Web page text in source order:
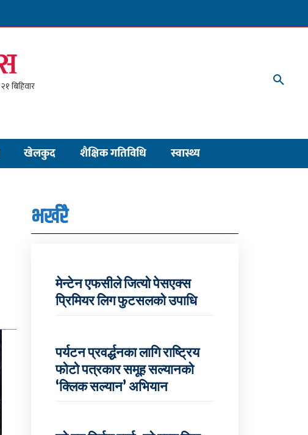
खेलकुद शैक्षिक गतिविधि स्वास्थ्य
भर्खरै
मेन्टेन एफसीले जित्यो पेसएक्स
प्रिमियर लिग फुटसलको उपाधि
पर्यटन प्रवर्द्धनका लागि राष्ट्रिय
फोटो पत्रकार समूह सल्यानको
‘क्लिक सल्यान’ अभियान